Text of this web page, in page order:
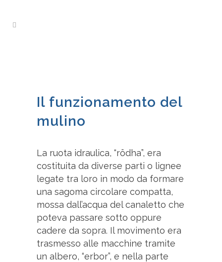
Il funzionamento del
mulino
La ruota idraulica, “rödha”, era
costituita da diverse parti o lignee
legate tra loro in modo da formare
una sagoma circolare compatta,
mossa dall’acqua del canaletto che
poteva passare sotto oppure
cadere da sopra. Il movimento era
trasmesso alle macchine tramite
un albero, “erbor”, e nella parte